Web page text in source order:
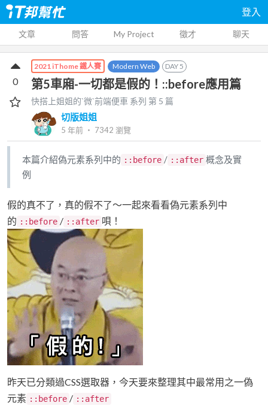
登入
文章 問答 My Project 徵才 聊天
2021 iThome 鐵人賽 Modern Web DAY5
第5車廂-一切都是假的！::before應用篇
快搭上姐姐的`微`前端便車 系列 第 5 篇
切版姐姐
5 年前 ‧ 7342 瀏覽
0
本篇介紹偽元素系列中的 ::before / ::after 概念及實
例
假的真不了，真的假不了～一起來看看偽元素系列中
的 ::before / ::after 唄！
昨天已分類過CSS選取器，今天要來整理其中最常用之一偽
元素 ::before / ::after